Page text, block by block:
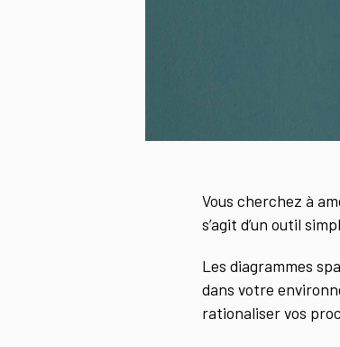
Vous cherchez à
s’agit d’un outil
Les diagrammes
dans votre
rationaliser vos